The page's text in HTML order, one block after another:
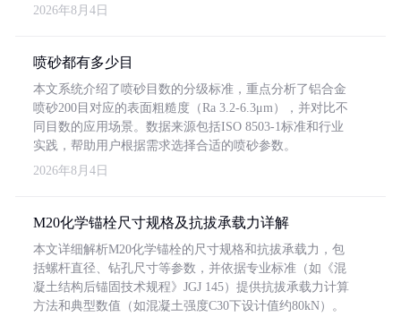
2026年8月4日
喷砂都有多少目
本文系统介绍了喷砂目数的分级标准，重点分析了铝合金
喷砂200目对应的表面粗糙度（Ra 3.2-6.3μm），并对比不
同目数的应用场景。数据来源包括ISO 8503-1标准和行业
实践，帮助用户根据需求选择合适的喷砂参数。
2026年8月4日
M20化学锚栓尺寸规格及抗拔承载力详解
本文详细解析M20化学锚栓的尺寸规格和抗拔承载力，包
括螺杆直径、钻孔尺寸等参数，并依据专业标准（如《混
凝土结构后锚固技术规程》JGJ 145）提供抗拔承载力计算
方法和典型数值（如混凝土强度C30下设计值约80kN）。